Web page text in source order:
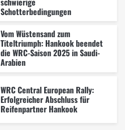
Schotterbedingungen
Vom Wüstensand zum
Titeltriumph: Hankook beendet
die WRC-Saison 2025 in Saudi-
Arabien
WRC Central European Rally:
Erfolgreicher Abschluss für
Reifenpartner Hankook